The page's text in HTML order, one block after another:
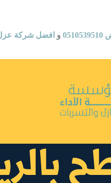
و افضل شركة عزل فوم